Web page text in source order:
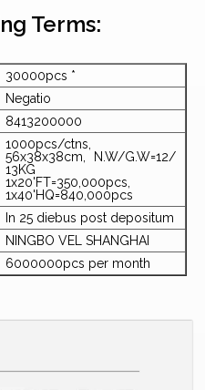
Terms:
30000pcs *
Negatio
8413200000
1000pcs/ctns,
56x38x38cm, N.W/G.W=12/
13KG
1x20'FT=350,000pcs,
1x40'HQ=840,000pcs
In 25 diebus post depositum
NINGBO VEL SHANGHAI
6000000pcs per month